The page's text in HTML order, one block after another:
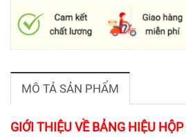
MÔ TẢ SẢN PHẨM
GIỚI THIỆU VỀ BẢNG HIỆU